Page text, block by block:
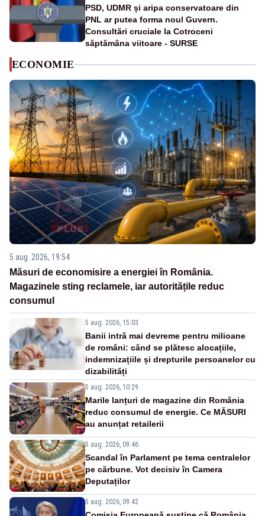
PSD, UDMR și aripa conservatoare din
PNL ar putea forma noul Guvern.
Consultări cruciale la Cotroceni
săptămâna viitoare - SURSE
ECONOMIE
5 aug. 2026, 19:54
Măsuri de economisire a energiei în România.
Magazinele sting reclamele, iar autoritățile reduc
consumul
5 aug. 2026, 15:03
Banii intră mai devreme pentru milioane
de români: când se plătesc alocațiile,
indemnizațiile și drepturile persoanelor cu
dizabilități
5 aug. 2026, 10:29
Marile lanțuri de magazine din România
reduc consumul de energie. Ce MĂSURI
au anunțat retailerii
5 aug. 2026, 09:46
Scandal în Parlament pe tema centralelor
pe cărbune. Vot decisiv în Camera
Deputaților
5 aug. 2026, 09:42